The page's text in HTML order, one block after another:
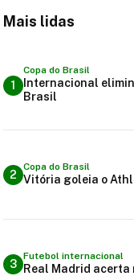
Mais lidas
1
Copa do Brasil
Internacional
Brasil
2
Copa do Brasil
Vitória goleia o
3
Futebol internacional
Real Madrid acerta